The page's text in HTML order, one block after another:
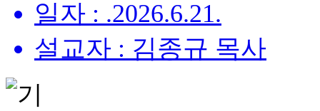
일자 : .2026.6.21.
설교자 : 김종규 목사